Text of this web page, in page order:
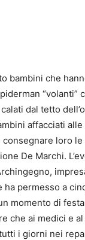
bambini che
“volanti”
dal tetto
affacciati
loro le
De Marchi.
ha permesso a
momento di
che ai medici e
i giorni nei